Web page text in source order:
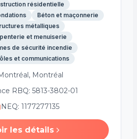
résidentielle
Béton et maçonnerie
métalliques
et menuiserie
de sécurité incendie
et communications
Montréal
RBQ: 5813-3802-01
NEQ: 1177277135
les détails